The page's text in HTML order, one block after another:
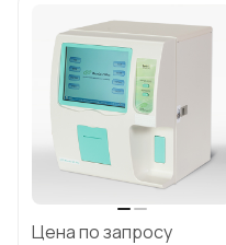
Цена по запросу